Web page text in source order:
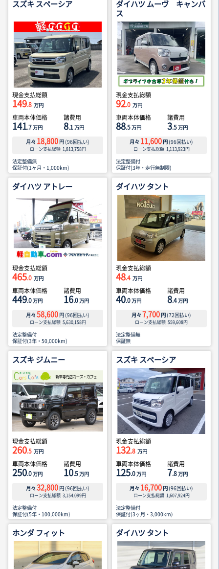
スズキ スペーシア
現金支払総額
149.8 万円
車両本体価格
141.7万円
諸費用
8.1万円
月々 18,800 円 (96回払い)
ローン支払総額 1,813,758円
法定整備無
保証付(1ヶ月・1,000km)
ダイハツ ムーヴ キャンバ
ス
現金支払総額
92.0 万円
車両本体価格
88.5万円
諸費用
3.5万円
月々 11,600 円 (96回払い)
ローン支払総額 1,113,923円
法定整備付
保証付(3年・走行無制限)
ダイハツ アトレー
現金支払総額
465.0 万円
車両本体価格
449.0万円
諸費用
16.0万円
月々 58,600 円 (96回払い)
ローン支払総額 5,630,158円
法定整備付
保証付(3年・50,000km)
ダイハツ タント
現金支払総額
48.4 万円
車両本体価格
40.0万円
諸費用
8.4万円
月々 7,700 円 (72回払い)
ローン支払総額 559,608円
法定整備無
保証無
スズキ ジムニー
現金支払総額
260.5 万円
車両本体価格
250.0万円
諸費用
10.5万円
月々 32,800 円 (96回払い)
ローン支払総額 3,154,099円
法定整備付
保証付(5年・100,000km)
スズキ スペーシア
現金支払総額
132.8 万円
車両本体価格
125.0万円
諸費用
7.8万円
月々 16,700 円 (96回払い)
ローン支払総額 1,607,924円
法定整備付
保証付(3ヶ月・3,000km)
ホンダ フィット ダイハツ タント